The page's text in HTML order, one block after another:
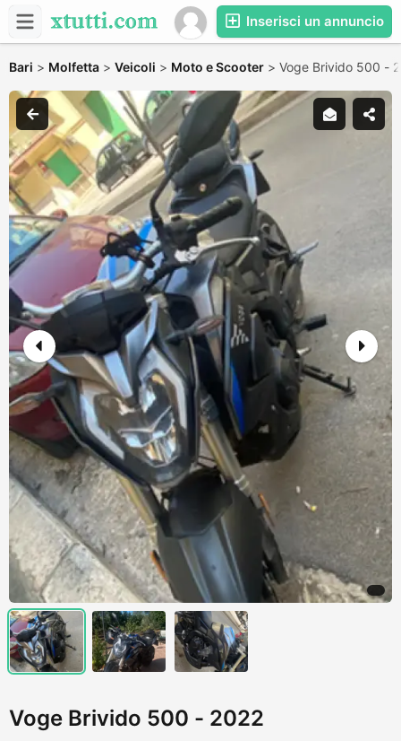
Inserisci un annuncio
Bari > Molfetta > Veicoli > Moto e Scooter > Voge Brivido 500 -
Voge Brivido 500 - 2022